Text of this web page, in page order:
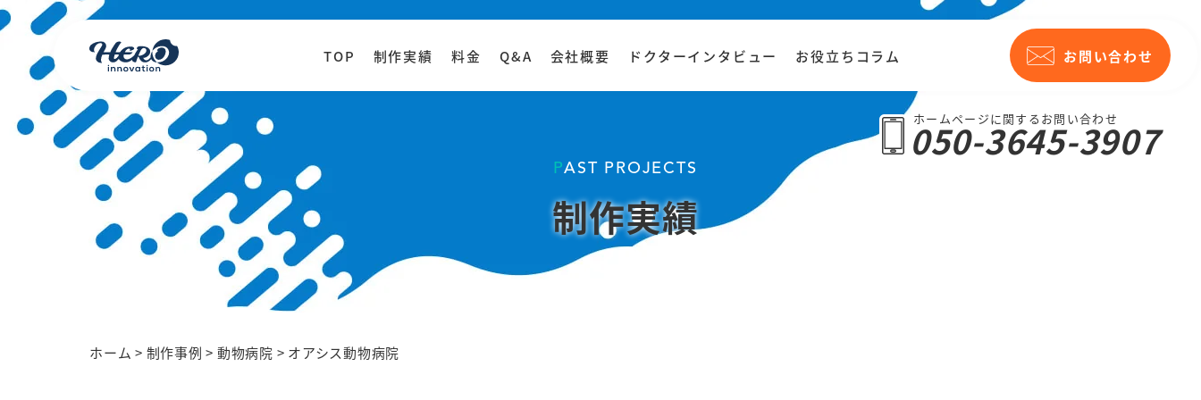
TOP 制作実績 料金 Q&A 会社概要 ドクターインタビュー お役立ちコラム お問い合わせ
ホームページに関するお問い合わせ
050-3645-3907
PAST PROJECTS
制作実績
ホーム > 制作事例 > 動物病院 > オアシス動物病院